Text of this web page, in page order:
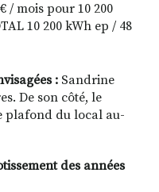
/ mois pour 10 200
10 200 kWh ep / 48
: Sandrine
De son côté, le
plafond du local au-
des années